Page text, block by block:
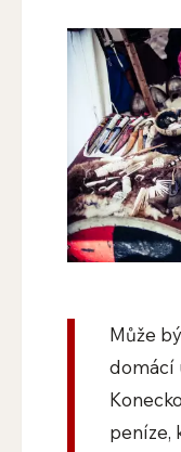
Může
domácí
peníze,